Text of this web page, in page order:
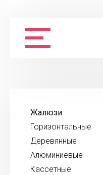
Жалюзи
Горизонтальные
Деревянные
Алюминиевые
Кассетные